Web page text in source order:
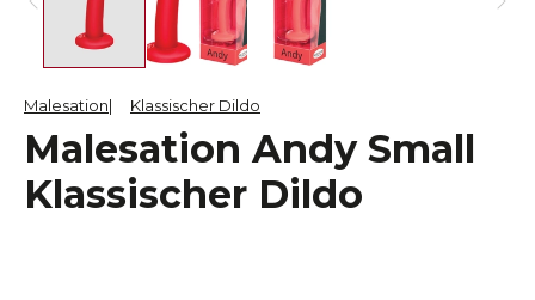
Malesation Klassischer Dildo
Malesation Andy Small
Klassischer Dildo